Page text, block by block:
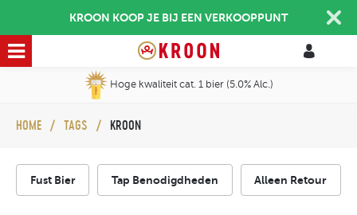
KROON KOOP JE BIJ EEN VERKOOPPUNT
Hoge kwaliteit cat. 1 bier (5.0% Alc.)
HOME TAGS KROON
Fust Bier Tap Benodigdheden Alleen Retour